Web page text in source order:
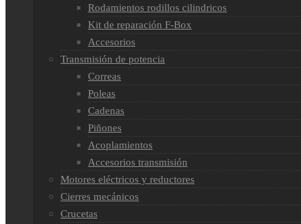
Rodamientos rodillos cilindricos
Kit de reparación F-Box
Accesorios
Transmisión de potencia
Correas
Poleas
Cadenas
Piñones
Acoplamientos
Accesorios transmisión
Motores eléctricos y reductores
Cierres mecánicos
Crucetas